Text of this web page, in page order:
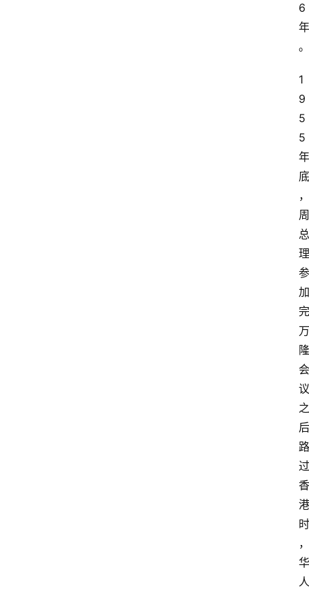
6
年
。
1
9
5
5
年
底
，
周
总
理
参
加
完
万
隆
会
议
之
后
路
过
香
港
时
，
华
人